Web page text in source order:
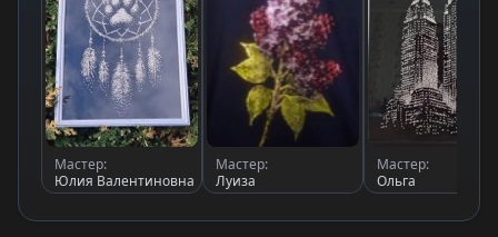
Мастер:
Юлия Валентиновна
Мастер:
Луиза
Мастер:
Ольга